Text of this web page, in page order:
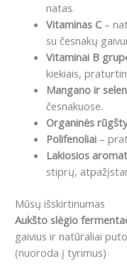
natas.
Vitaminas C–
su česnakų
Vitaminai B
kiekiais,
Mangano ir
česnakuose.
Organinės
Polifenoliai–
Lakiosios
stiprų,
Mūsų išskirtinumas
Aukšto slėgio
gaivius ir natūraliai
(nuoroda į tyrimus)